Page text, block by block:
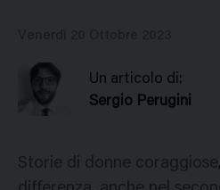
Un articolo di:
Sergio Perugini
Storie di donne